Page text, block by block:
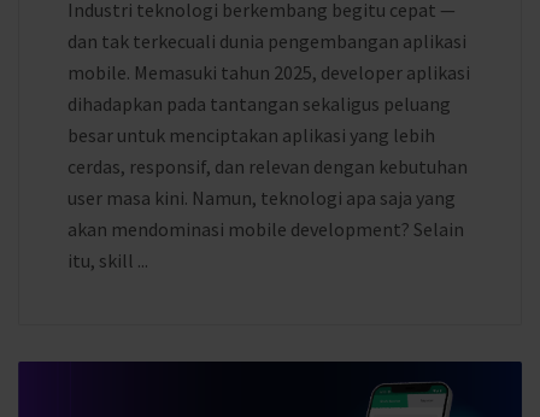
Industri teknologi berkembang begitu cepat —
dan tak terkecuali dunia pengembangan aplikasi
mobile. Memasuki tahun 2025, developer aplikasi
dihadapkan pada tantangan sekaligus peluang
besar untuk menciptakan aplikasi yang lebih
cerdas, responsif, dan relevan dengan kebutuhan
user masa kini. Namun, teknologi apa saja yang
akan mendominasi mobile development? Selain
itu, skill ...